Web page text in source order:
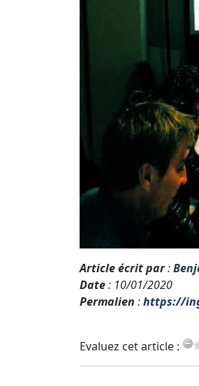
Article écrit par:
Date: 10/01/2020
Permalien :https://
Evaluez cet article :